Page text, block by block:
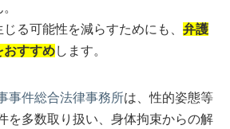
じる可能性を減らすためにも、弁護
おすすめします。
事件総合法律事務所は、性的姿態等
を多数取り扱い、身体拘束からの解